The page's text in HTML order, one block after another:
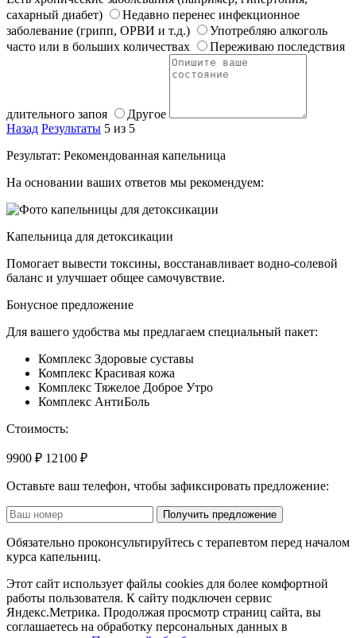
сахарный диабет)
Недавно перенес инфекционное
заболевание (грипп, ОРВИ и т.д.)
Употребляю алкоголь
часто или в больших количествах
Переживаю последствия
длительного запоя
Другое
Назад Результаты 5 из 5
Результат: Рекомендованная капельница
На основании ваших ответов мы рекомендуем:
Капельница для детоксикации
Помогает вывести токсины, восстанавливает водно-солевой
баланс и улучшает общее самочувствие.
Бонусное предложение
Для вашего удобства мы предлагаем специальный пакет:
Комплекс Здоровые суставы
Комплекс Красивая кожа
Комплекс Тяжелое Доброе Утро
Комплекс АнтиБоль
Стоимость:
9900 ₽ 12100 ₽
Оставьте ваш телефон, чтобы зафиксировать предложение:
Получить предложение
Обязательно проконсультируйтесь с терапевтом перед началом
курса капельниц.
Этот сайт использует файлы cookies для более комфортной
работы пользователя. К сайту подключен сервис
Яндекс.Метрика. Продолжая просмотр страниц сайта, вы
соглашаетесь на обработку персональных данных в